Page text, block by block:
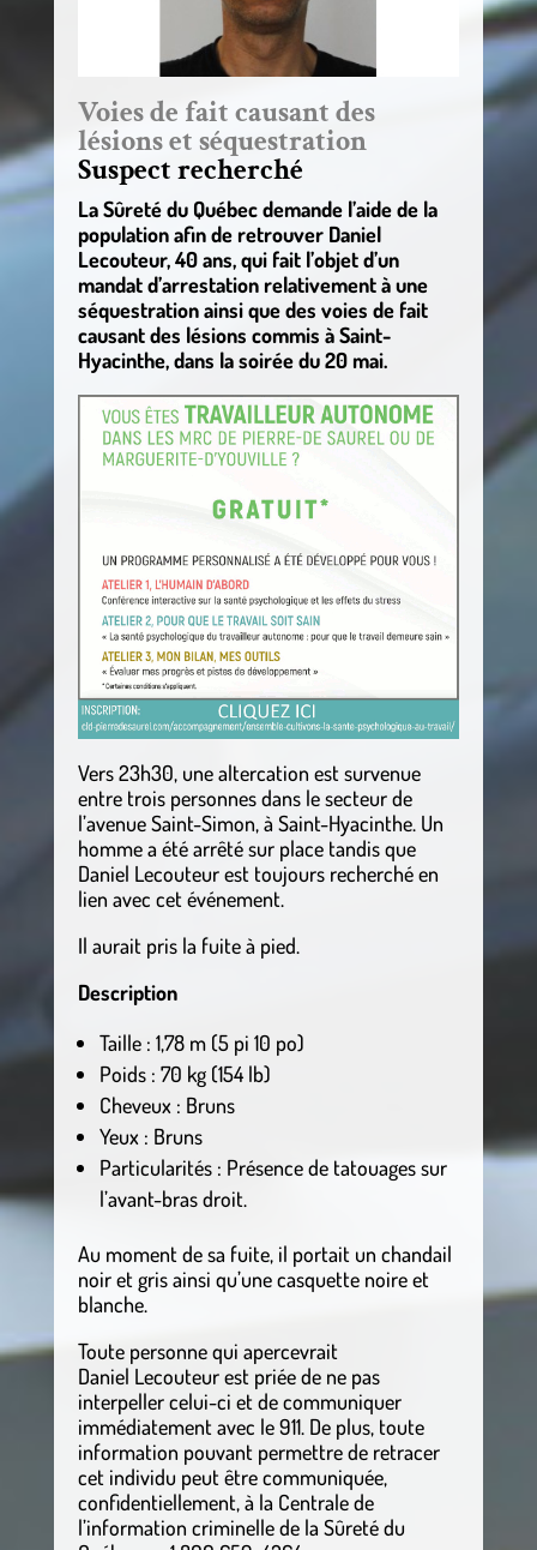
Voies de fait causant des
lésions et séquestration
Suspect recherché
La Sûreté du Québec demande l’aide de la
population afin de retrouver Daniel
Lecouteur, 40 ans, qui fait l’objet d’un
mandat d’arrestation relativement à une
séquestration ainsi que des voies de fait
causant des lésions commis à Saint-
Hyacinthe, dans la soirée du 20 mai.
Vers 23h30, une altercation est survenue
entre trois personnes dans le secteur de
l’avenue Saint-Simon, à Saint-Hyacinthe. Un
homme a été arrêté sur place tandis que
Daniel Lecouteur est toujours recherché en
lien avec cet événement.
Il aurait pris la fuite à pied.
Description
Taille : 1,78 m (5 pi 10 po)
Poids : 70 kg (154 lb)
Cheveux : Bruns
Yeux : Bruns
Particularités : Présence de tatouages sur
l’avant-bras droit.
Au moment de sa fuite, il portait un chandail
noir et gris ainsi qu’une casquette noire et
blanche.
Toute personne qui apercevrait
Daniel Lecouteur est priée de ne pas
interpeller celui-ci et de communiquer
immédiatement avec le 911. De plus, toute
information pouvant permettre de retracer
cet individu peut être communiquée,
confidentiellement, à la Centrale de
l’information criminelle de la Sûreté du